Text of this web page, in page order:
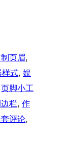
页眉
样式, 娱
页脚小工
栏, 作
评论